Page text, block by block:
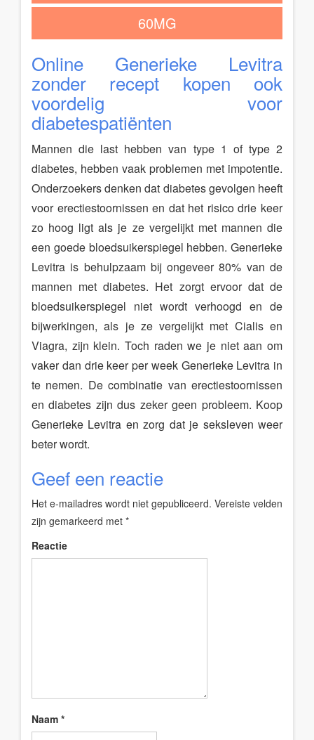
60MG
Online Generieke Levitra
zonder recept kopen ook
voordelig voor
diabetespatiënten
Mannen die last hebben van type 1 of type 2
diabetes, hebben vaak problemen met impotentie.
Onderzoekers denken dat diabetes gevolgen heeft
voor erectiestoornissen en dat het risico drie keer
zo hoog ligt als je ze vergelijkt met mannen die
een goede bloedsuikerspiegel hebben. Generieke
Levitra is behulpzaam bij ongeveer 80% van de
mannen met diabetes. Het zorgt ervoor dat de
bloedsuikerspiegel niet wordt verhoogd en de
bijwerkingen, als je ze vergelijkt met Cialis en
Viagra, zijn klein. Toch raden we je niet aan om
vaker dan drie keer per week Generieke Levitra in
te nemen. De combinatie van erectiestoornissen
en diabetes zijn dus zeker geen probleem. Koop
Generieke Levitra en zorg dat je seksleven weer
beter wordt.
Geef een reactie
Het e-mailadres wordt niet gepubliceerd. Vereiste velden
zijn gemarkeerd met *
Reactie
Naam *